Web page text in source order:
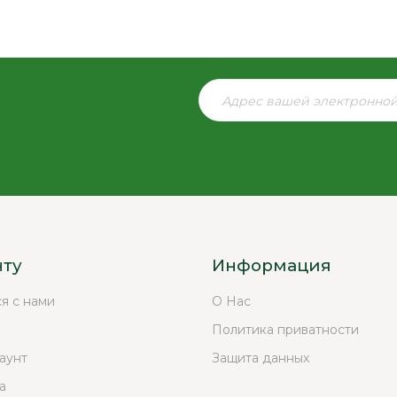
с нами
Информация
О Нас
Политика приватности
Защита данных